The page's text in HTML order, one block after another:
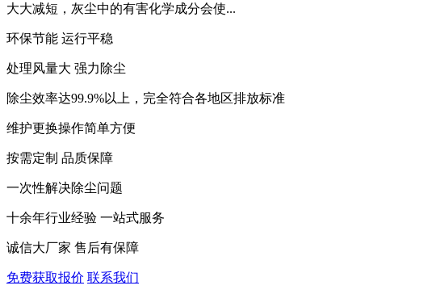
大大减短，灰尘中的有害化学成分会使...
环保节能 运行平稳
处理风量大 强力除尘
除尘效率达99.9%以上，完全符合各地区排放标准
维护更换操作简单方便
按需定制 品质保障
一次性解决除尘问题
十余年行业经验 一站式服务
诚信大厂家 售后有保障
免费获取报价 联系我们